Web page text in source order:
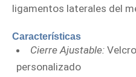
ligamentos laterales del
Características
Cierre Ajustable:
personalizado